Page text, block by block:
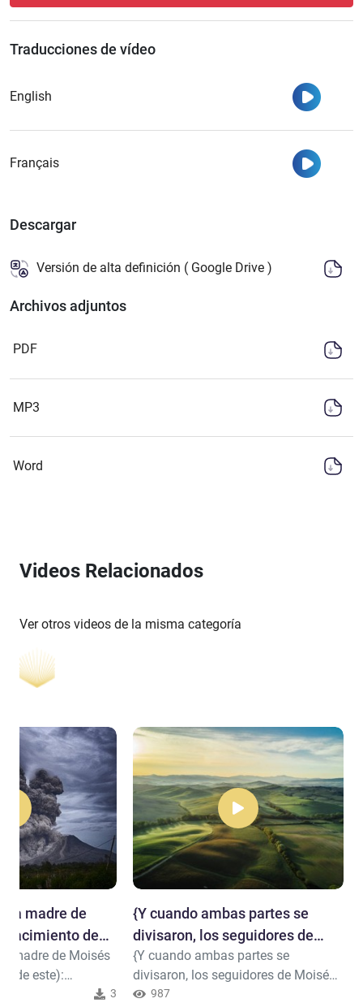
Traducciones de vídeo
English
Français
Descargar
Versión de alta definición ( Google Drive )
Archivos adjuntos
PDF
MP3
Word
Videos Relacionados
Ver otros videos de la misma categoría
​{Y cuando ambas partes se
divisaron, los seguidores de
Moisés .."
{Y cuando ambas partes se
divisaron, los seguidores de Moisés
dijeron: “Nos alcanzarán con toda
987
la madre de
nacimiento de
madre de Moisés
de este):
temas por 3